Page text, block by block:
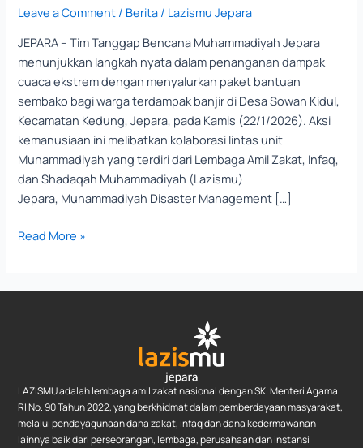
Leave a Comment / Berita / Lazismu Jepara
JEPARA – Tim Tanggap Bencana Muhammadiyah Jepara
menunjukkan langkah nyata dalam penanganan dampak
cuaca ekstrem dengan menyalurkan paket bantuan
sembako bagi warga terdampak banjir di Desa Sowan Kidul,
Kecamatan Kedung, Jepara, pada Kamis (22/1/2026). Aksi
kemanusiaan ini melibatkan kolaborasi lintas unit
Muhammadiyah yang terdiri dari Lembaga Amil Zakat, Infaq,
dan Shadaqah Muhammadiyah (Lazismu)
Jepara, Muhammadiyah Disaster Management […]
Salurkan
Sembako
Read More »
LAZISMU adalah lembaga amil zakat nasional dengan SK. Menteri Agama
RI No. 90 Tahun 2022, yang berkhidmat dalam pemberdayaan masyarakat,
melalui pendayagunaan dana zakat, infaq dan dana kedermawanan
lainnya baik dari perseorangan, lembaga, perusahaan dan instansi